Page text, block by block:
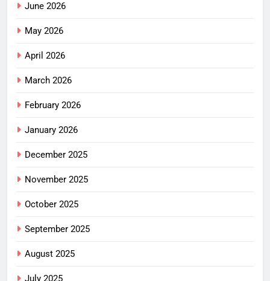
June 2026
May 2026
April 2026
March 2026
February 2026
January 2026
December 2025
November 2025
October 2025
September 2025
August 2025
July 2025